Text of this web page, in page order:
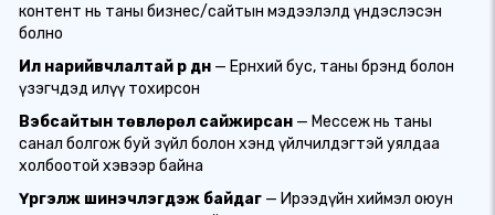
контент нь таны бизнес/сайтын мэдээлэлд үндэслэсэн
болно
Илүү нарийвчлалтай үр дүн — Ерөнхий бус, таны брэнд болон
үзэгчдэд илүү тохирсон
Вэбсайтын төвлөрөл сайжирсан — Мессеж нь таны
санал болгож буй зүйл болон хэнд үйлчилдэгтэй уялдаа
холбоотой хэвээр байна
Үргэлж шинэчлэгдэж байдаг — Ирээдүйн хиймэл оюун